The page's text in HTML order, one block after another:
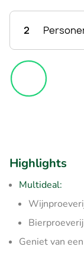
2
Highlights
Multideal:
Geniet van